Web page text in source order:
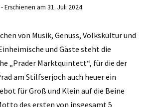
Erschienen am 31. Juli 2024
von Musik, Genuss, Volkskultur und
und Gäste steht die
„Prader Marktquintett“, für die der
am Stilfserjoch auch heuer ein
für Groß und Klein auf die Beine
des ersten von insgesamt 5